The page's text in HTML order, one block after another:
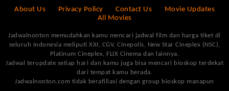
About Us
Privacy Policy Contact Us
Movie Updates
All Movies
Jadwalnonton memudahkan kamu mencari jadwal film dan harga tiket di
seluruh Indonesia meliputi XXI, CGV, Cinepolis, New Star Cineplex (NSC),
Platinum Cineplex, FLIX Cinema dan lainnya.
Jadwal terupdate setiap hari dan kamu juga bisa mencari bioskop terdekat
dari tempat kamu berada.
Jadwalnonton.com tidak berafiliasi dengan group bioskop manapun